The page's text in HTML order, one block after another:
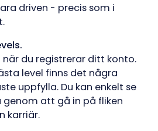
driven - precis som i
när du registrerar ditt konto.
level finns det några
uppfylla. Du kan enkelt se
genom att gå in på fliken
karriär.